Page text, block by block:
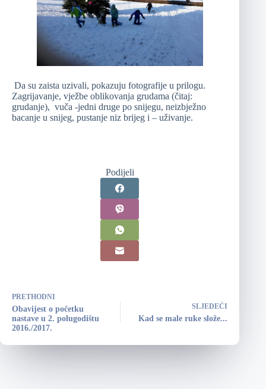
Da su zaista uzivali, pokazuju fotografije u prilogu.
Zagrijavanje, vježbe oblikovanja grudama (čitaj:
grudanje), vuča -jedni druge po snijegu, neizbježno
bacanje u snijeg, pustanje niz brijeg i – uživanje.
Podijeli
PRETHODNI
Obavijest o početku
nastave u 2. polugodištu
2016./2017.
SLJEDEĆI
Kad se male ruke slože...